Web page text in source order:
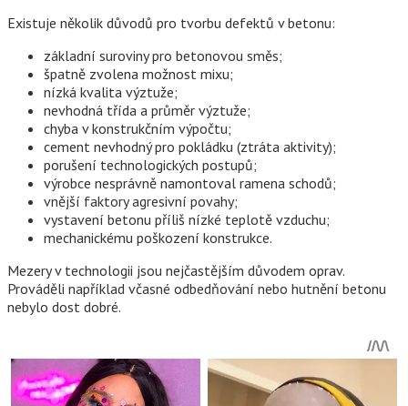
Existuje několik důvodů pro tvorbu defektů v betonu:
základní suroviny pro betonovou směs;
špatně zvolena možnost mixu;
nízká kvalita výztuže;
nevhodná třída a průměr výztuže;
chyba v konstrukčním výpočtu;
cement nevhodný pro pokládku (ztráta aktivity);
porušení technologických postupů;
výrobce nesprávně namontoval ramena schodů;
vnější faktory agresivní povahy;
vystavení betonu příliš nízké teplotě vzduchu;
mechanickému poškození konstrukce.
Mezery v technologii jsou nejčastějším důvodem oprav.
Prováděli například včasné odbedňování nebo hutnění betonu
nebylo dost dobré.